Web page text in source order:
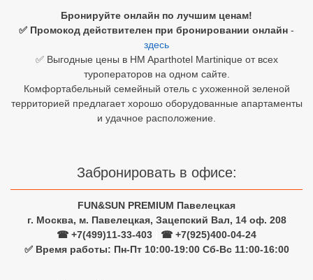
Бронируйте онлайн по лучшим ценам!
✅ Промокод действителен при бронировании онлайн -
здесь
✅ Выгодные цены в HM Aparthotel Martinique от всех
туроператоров на одном сайте.
Комфортабельный семейный отель с ухоженной зеленой
территорией предлагает хорошо оборудованные апартаменты
и удачное расположение.
Забронировать в офисе:
FUN&SUN PREMIUM Павелецкая
г. Москва, м. Павелецкая, Зацепский Вал, 14 оф. 208
☎ +7(499)11-33-403
☎ +7(925)400-04-24
✅ Время работы: Пн-Пт 10:00-19:00 Сб-Вс 11:00-16:00
Египет
Бали
Северный Гоа
Южный Гоа
Занзибар